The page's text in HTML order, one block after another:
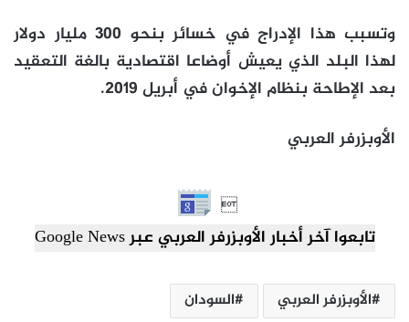
وتسبب هذا الإدراج في خسائر بنحو 300 مليار دولار
لهذا البلد الذي يعيش أوضاعا اقتصادية بالغة التعقيد
بعد الإطاحة بنظام الإخوان في أبريل 2019.
الأوبزرفر العربي

تابعوا آخر أخبار الأوبزرفر العربي عبر Google News
الأوبزرفر العربي
السودان